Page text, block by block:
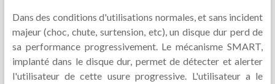
Dans des conditions d'utilisations normales, et sans incident
majeur (choc, chute, surtension, etc), un disque dur perd de
sa performance progressivement. Le mécanisme SMART,
implanté dans le disque dur, permet de détecter et alerter
l'utilisateur de cette usure progressive. L'utilisateur a le